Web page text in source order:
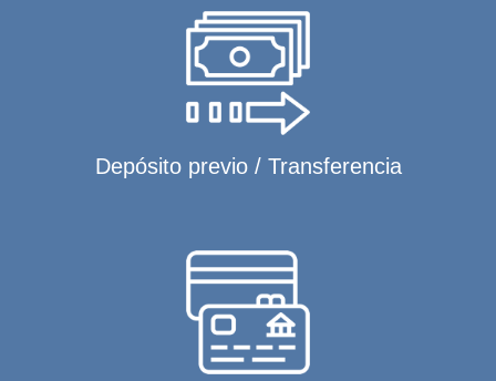
Depósito previo / Transferencia